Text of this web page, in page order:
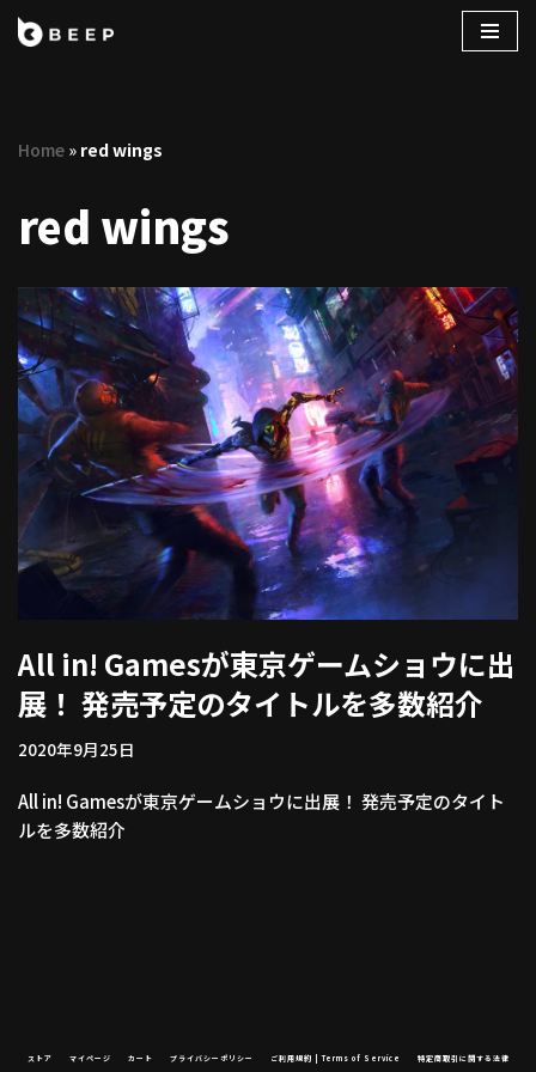
ン
ス
ッ
プ
Home » red wings
red wings
All in! Gamesが東京ゲームショウに出
展！ 発売予定のタイトルを多数紹介
2020年9月25日
All in! Gamesが東京ゲームショウに出展！ 発売予定のタイト
ルを多数紹介
ストア マイページ カート プライバシーポリシー ご利用規約 | Terms of Service 特定商取引に関する法律